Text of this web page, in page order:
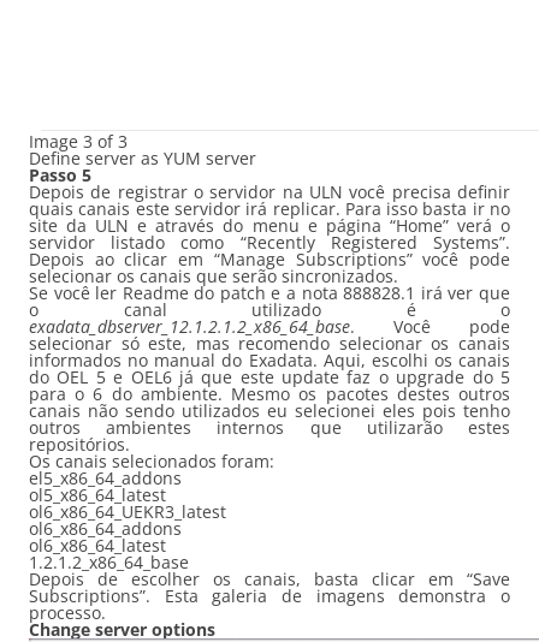
Image 3 of 3
Define server as YUM server
Passo 5
Depois de registrar o servidor na ULN você precisa definir
quais canais este servidor irá replicar. Para isso basta ir no
site da ULN e através do menu e página “Home” verá o
servidor listado como “Recently Registered Systems”.
Depois ao clicar em “Manage Subscriptions” você pode
selecionar os canais que serão sincronizados.
Se você ler Readme do patch e a nota 888828.1 irá ver que
o canal utilizado é o
exadata_dbserver_12.1.2.1.2_x86_64_base. Você pode
selecionar só este, mas recomendo selecionar os canais
informados no manual do Exadata. Aqui, escolhi os canais
do OEL 5 e OEL6 já que este update faz o upgrade do 5
para o 6 do ambiente. Mesmo os pacotes destes outros
canais não sendo utilizados eu selecionei eles pois tenho
outros ambientes internos que utilizarão estes
repositórios.
Os canais selecionados foram:
el5_x86_64_addons
ol5_x86_64_latest
ol6_x86_64_UEKR3_latest
ol6_x86_64_addons
ol6_x86_64_latest
1.2.1.2_x86_64_base
Depois de escolher os canais, basta clicar em “Save
Subscriptions”. Esta galeria de imagens demonstra o
processo.
Change server options